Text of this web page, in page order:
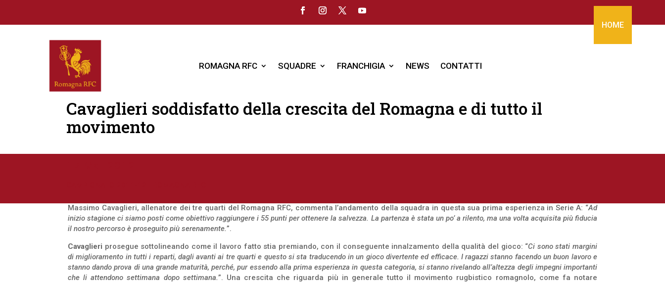
ROMAGNA RFC SQUADRE FRANCHIGIA NEWS CONTATTI
HOME
Cavaglieri soddisfatto della crescita del Romagna e di tutto il
movimento
Massimo Cavaglieri, allenatore dei tre quarti del Romagna RFC, commenta l’andamento della squadra in questa sua prima esperienza in Serie A: “Ad
inizio stagione ci siamo posti come obiettivo raggiungere i 55 punti per ottenere la salvezza. La partenza è stata un po’ a rilento, ma una volta acquisita più fiducia
il nostro percorso è proseguito più serenamente.”.
Cavaglieri prosegue sottolineando come il lavoro fatto stia premiando, con il conseguente innalzamento della qualità del gioco: “Ci sono stati margini
di miglioramento in tutti i reparti, dagli avanti ai tre quarti e questo si sta traducendo in un gioco divertente ed efficace. I ragazzi stanno facendo un buon lavoro e
stanno dando prova di una grande maturità, perché, pur essendo alla prima esperienza in questa categoria, si stanno rivelando all’altezza degli impegni importanti
che li attendono settimana dopo settimana.”. Una crescita che riguarda più in generale tutto il movimento rugbistico romagnolo, come fa notare